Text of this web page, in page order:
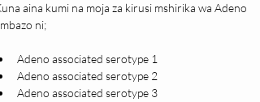
aina kumi na moja za kirusi mshirika wa Adeno
ni;
Adeno associated serotype 1
Adeno associated serotype 2
Adeno associated serotype 3